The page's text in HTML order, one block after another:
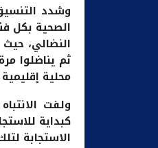
وشدد
الصحية بكل
النضالي،
ثم يناضلوا
محلية
ولفت
كبداية
الاستجابة